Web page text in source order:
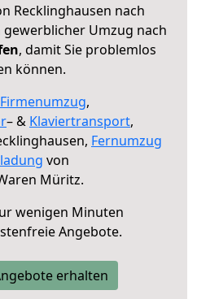
Recklinghausen nach
Umzug nach
, damit Sie problemlos
können.
Firmenumzug,
– & Klaviertransport,
Fernumzug
von
Müritz.
wenigen Minuten
Angebote.
erhalten